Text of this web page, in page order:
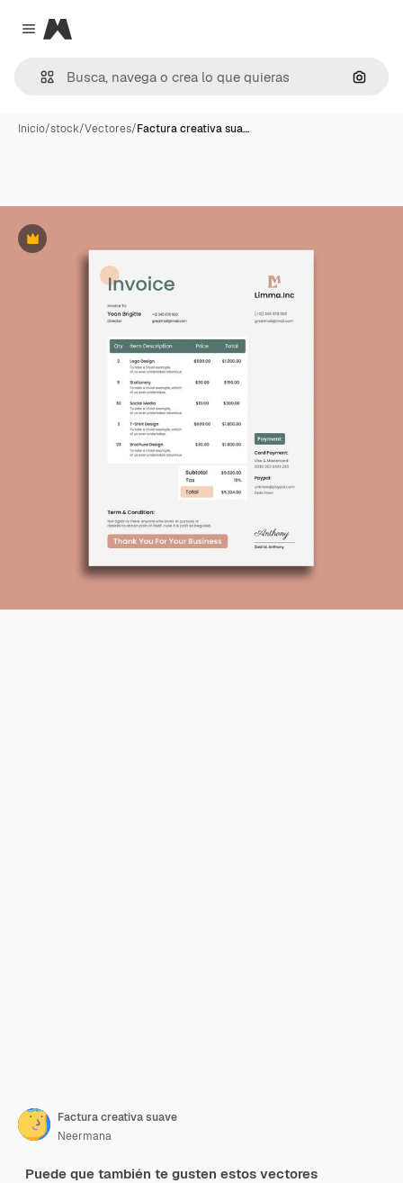
Close menu
Magnific
Inicio/stock/Vectores/Factura creativa sua…
Premium
Factura creativa suave
Neermana
Puede que también te gusten estos vectores